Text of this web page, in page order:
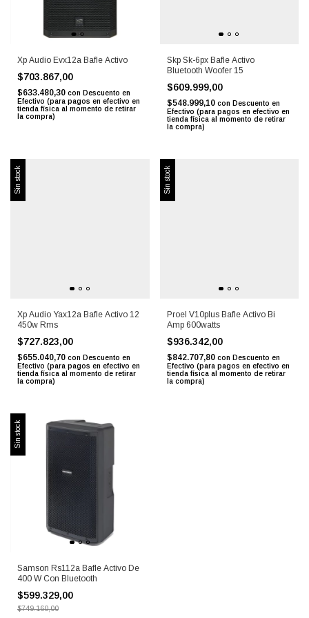
Xp Audio Evx12a Bafle Activo
$703.867,00
$633.480,30 con Descuento en
Efectivo (para pagos en efectivo en
tienda física al momento de retirar
la compra)
Skp Sk-6px Bafle Activo
Bluetooth Woofer 15
$609.999,00
$548.999,10 con Descuento en
Efectivo (para pagos en efectivo en
tienda física al momento de retirar
la compra)
Sin stock
Xp Audio Yax12a Bafle Activo 12
450w Rms
$727.823,00
$655.040,70 con Descuento en
Efectivo (para pagos en efectivo en
tienda física al momento de retirar
la compra)
Sin stock
Proel V10plus Bafle Activo Bi
Amp 600watts
$936.342,00
$842.707,80 con Descuento en
Efectivo (para pagos en efectivo en
tienda física al momento de retirar
la compra)
Sin stock
Samson Rs112a Bafle Activo De
400 W Con Bluetooth
$599.329,00
$749.160,00